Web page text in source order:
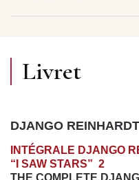
Livret
DJANGO
INTÉGRALE DJANGO
“I SAW STARS” 2